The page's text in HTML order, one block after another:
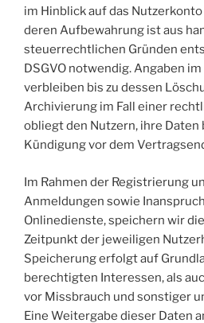
im Hinblick auf das
deren Aufbewahrung ist aus
steuerrechtlichen Gründen
DSGVO notwendig. Angaben
verbleiben bis zu dessen
Archivierung im Fall einer
obliegt den Nutzern, ihre
Kündigung vor dem
Im Rahmen der Registrierung
Anmeldungen sowie
Onlinedienste, speichern wir
Zeitpunkt der jeweiligen
Speicherung erfolgt auf
berechtigten Interessen, als
vor Missbrauch und sonstiger
Eine Weitergabe dieser Daten